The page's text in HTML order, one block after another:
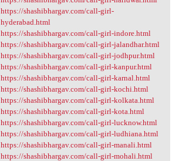
https://shashibhargav.com/call-girl-
hyderabad.html
https://shashibhargav.com/call-girl-indore.html
https://shashibhargav.com/call-girl-jalandhar.html
https://shashibhargav.com/call-girl-jodhpur.html
https://shashibhargav.com/call-girl-kanpur.html
https://shashibhargav.com/call-girl-karnal.html
https://shashibhargav.com/call-girl-kochi.html
https://shashibhargav.com/call-girl-kolkata.html
https://shashibhargav.com/call-girl-kota.html
https://shashibhargav.com/call-girl-lucknow.html
https://shashibhargav.com/call-girl-ludhiana.html
https://shashibhargav.com/call-girl-manali.html
https://shashibhargav.com/call-girl-mohali.html